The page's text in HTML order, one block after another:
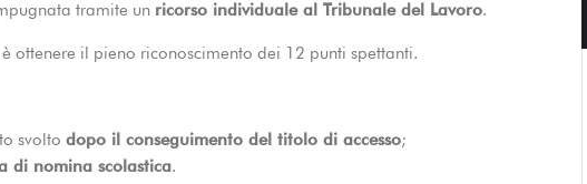
tramite un ricorso individuale al Tribunale del Lavoro.
ottenere il pieno riconoscimento dei 12 punti spettanti.
svolto dopo il conseguimento del titolo di accesso;
di nomina scolastica.